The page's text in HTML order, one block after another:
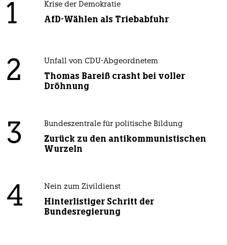
1 Krise der Demokratie
AfD-Wählen als Triebabfuhr
2 Unfall von CDU-Abgeordnetem
Thomas Bareiß crasht bei voller
Dröhnung
3 Bundeszentrale für politische Bildung
Zurück zu den antikommunistischen
Wurzeln
4 Nein zum Zivildienst
Hinterlistiger Schritt der
Bundesregierung